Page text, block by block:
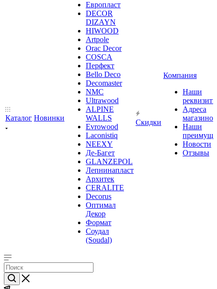
Каталог Новинки
Европласт
DECOR
DIZAYN
HIWOOD
Artpole
Orac Decor
COSCA
Перфект
Bello Deco
Decomaster
NMС
Ultrawood
ALPINE
WALLS
Evrowood
Laconistiq
NEEXY
Де-Багет
GLANZEPOL
Лепнинапласт
Архитек
CERALITE
Decorus
Оптимал
Декор
Формат
Соудал
(Soudal)
Скидки
Компания
Наши
Адреса
магазинов
Наши
Новости
Отзывы